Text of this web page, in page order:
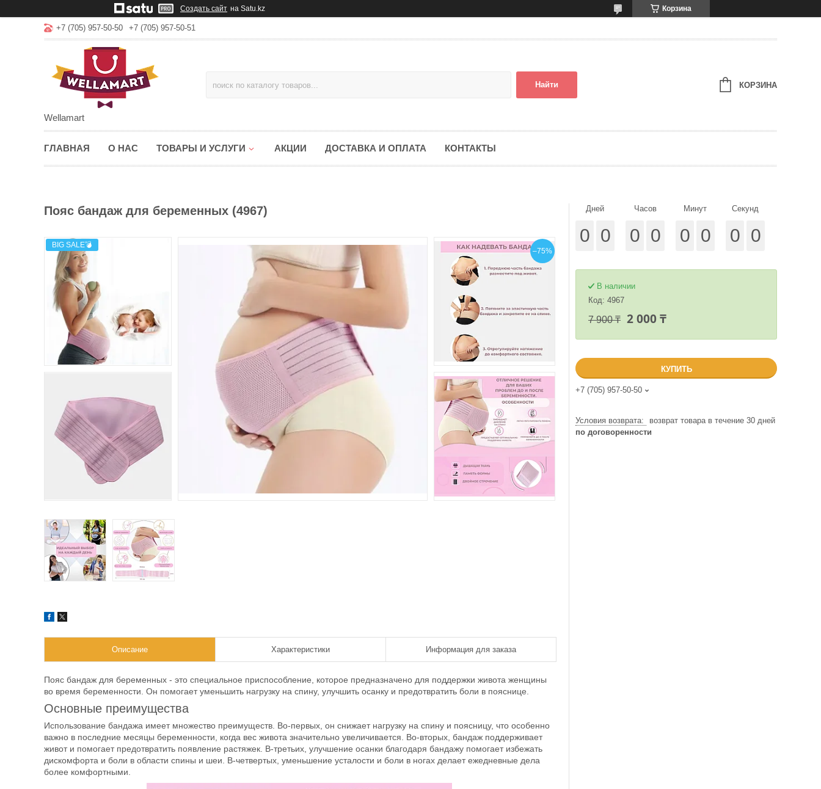
Создать сайт на Satu.kz Корзина
+7 (705) 957-50-50 +7 (705) 957-50-51
Wellamart
Найти КОРЗИНА
ГЛАВНАЯ О НАС ТОВАРЫ И УСЛУГИ АКЦИИ ДОСТАВКА И ОПЛАТА КОНТАКТЫ
Пояс бандаж для беременных (4967)
BIG SALE💣
–75%
Описание Характеристики Информация для заказа
Пояс бандаж для беременных - это специальное приспособление, которое предназначено для поддержки живота женщины
во время беременности. Он помогает уменьшить нагрузку на спину, улучшить осанку и предотвратить боли в пояснице.
Основные преимущества
Использование бандажа имеет множество преимуществ. Во-первых, он снижает нагрузку на спину и поясницу, что особенно
важно в последние месяцы беременности, когда вес живота значительно увеличивается. Во-вторых, бандаж поддерживает
живот и помогает предотвратить появление растяжек. В-третьих, улучшение осанки благодаря бандажу помогает избежать
дискомфорта и боли в области спины и шеи. В-четвертых, уменьшение усталости и боли в ногах делает ежедневные дела
более комфортными.
Дней
0 0
Часов
0 0
Минут
0 0
Секунд
0 0
В наличии
Код: 4967
7 900 ₸ 2 000 ₸
КУПИТЬ
+7 (705) 957-50-50
возврат товара в течение 30 дней
по договоренности